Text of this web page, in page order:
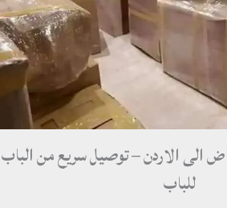
الى الاردن – توصيل سريع من الباب
للباب